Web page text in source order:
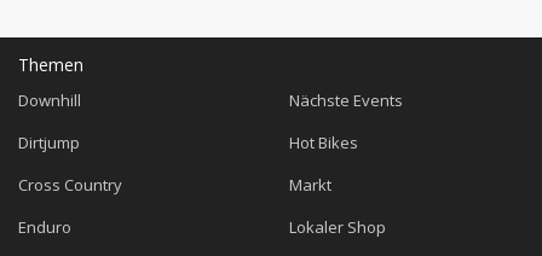
Themen
Downhill
Dirtjump
Cross Country
Enduro
Nächste Events
Hot Bikes
Markt
Lokaler Shop